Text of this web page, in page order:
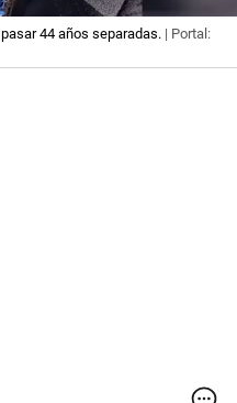
44 años separadas. | Portal: